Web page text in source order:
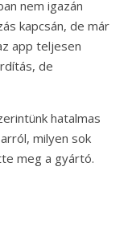
nem igazán
kapcsán, de már
app teljesen
de
hatalmas
milyen sok
meg a gyártó.